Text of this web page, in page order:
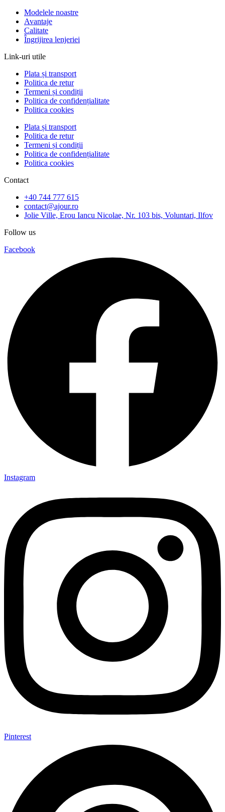
Modelele noastre
Avantaje
Calitate
Îngrijirea lenjeriei
Link-uri utile
Plata și transport
Politica de retur
Termeni și condiții
Politica de confidențialitate
Politica cookies
Plata și transport
Politica de retur
Termeni și condiții
Politica de confidențialitate
Politica cookies
Contact
+40 744 777 615
contact@ajour.ro
Jolie Ville, Erou Iancu Nicolae, Nr. 103 bis, Voluntari, Ilfov
Follow us
Facebook
Instagram
Pinterest